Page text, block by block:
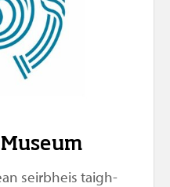
seirbheis taigh-